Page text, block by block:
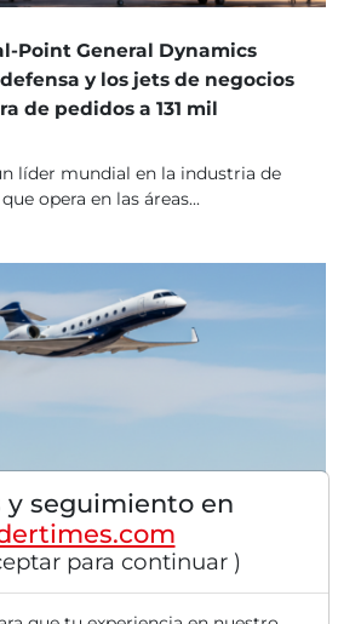
Point General Dynamics
defensa y los jets de negocios
de pedidos a 131 mil
líder mundial en la industria de
opera en las áreas...
récord y Gulfstream-
de ganancias: El gigante de
del mercado con...
y seguimiento en
para continuar )